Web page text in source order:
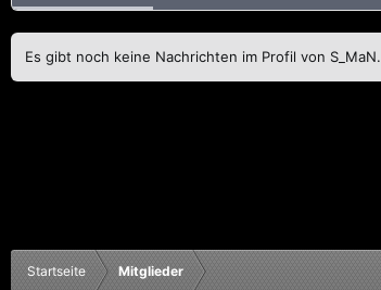
Es gibt noch keine Nachrichten im Profil von S_MaN.
Startseite Mitglieder